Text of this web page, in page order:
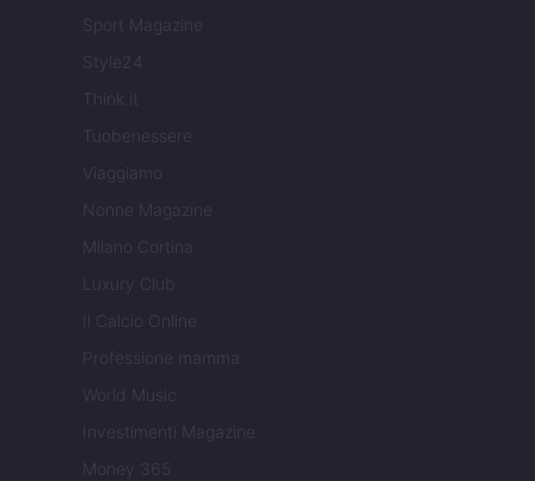
Sport Magazine
Style24
Think.it
Tuobenessere
Viaggiamo
Nonne Magazine
Milano Cortina
Luxury Club
Il Calcio Online
Professione mamma
World Music
Investimenti Magazine
Money 365